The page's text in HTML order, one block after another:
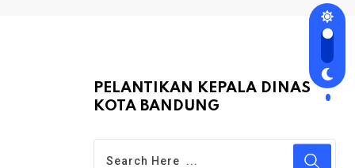
PELANTIKAN KEPALA DINAS
KOTA BANDUNG